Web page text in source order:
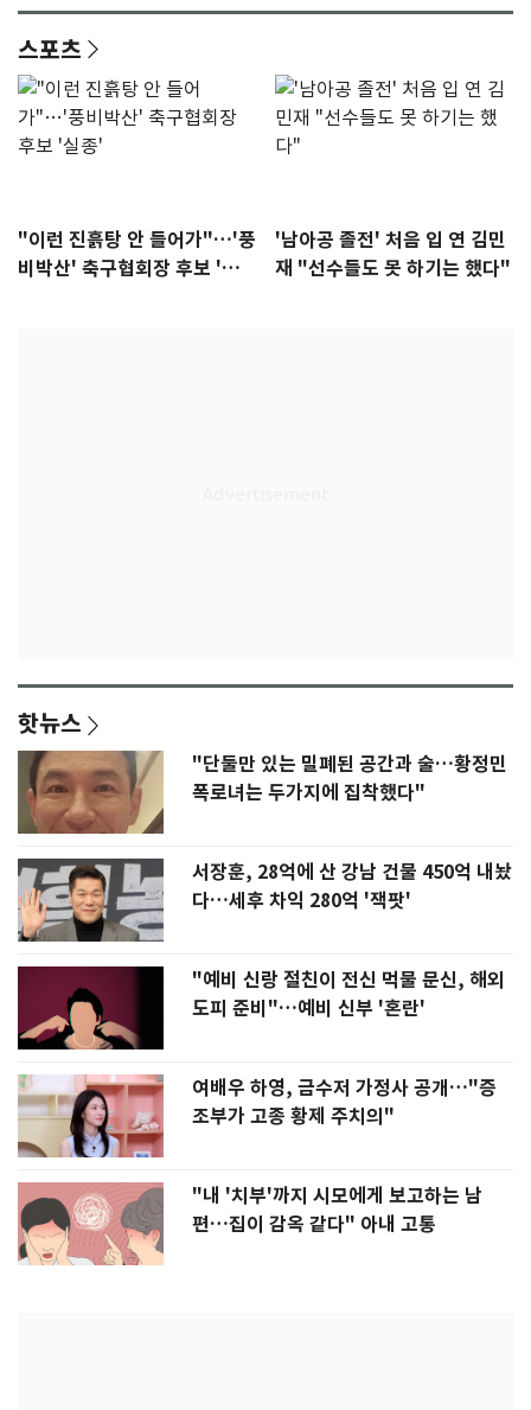
스포츠
"이런 진흙탕 안 들어가"…'풍
비박산' 축구협회장 후보 '실
'남아공 졸전' 처음 입 연 김민
재 "선수들도 못 하기는 했다"
핫뉴스
"단둘만 있는 밀폐된 공간과 술…황정민
폭로녀는 두가지에 집착했다"
서장훈, 28억에 산 강남 건물 450억 내놨
다…세후 차익 280억 '잭팟'
"예비 신랑 절친이 전신 먹물 문신, 해외
도피 준비"…예비 신부 '혼란'
여배우 하영, 금수저 가정사 공개…"증
조부가 고종 황제 주치의"
"내 '치부'까지 시모에게 보고하는 남
편…집이 감옥 같다" 아내 고통